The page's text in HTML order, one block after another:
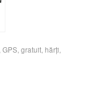
GPS gratuit, hărți